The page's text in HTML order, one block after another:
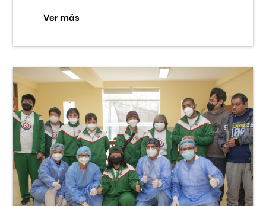
Ver más